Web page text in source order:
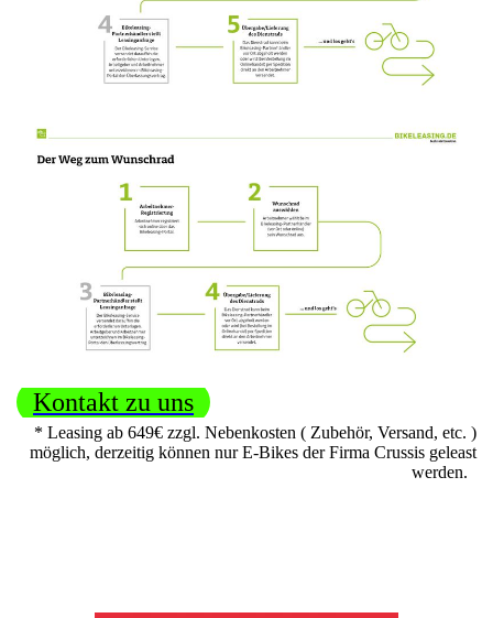
Kontakt zu uns
* Leasing ab 649€ zzgl. Nebenkosten ( Zubehör, Versand, etc. )
möglich, derzeitig können nur E-Bikes der Firma Crussis geleast
werden.